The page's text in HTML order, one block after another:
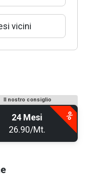
vicini
Il nostro consiglio
24 Mesi
26.90/Mt.